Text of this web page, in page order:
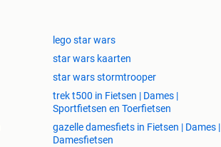
lego star wars
star wars kaarten
star wars stormtrooper
trek t500 in Fietsen | Dames |
Sportfietsen en Toerfietsen
gazelle damesfiets in Fietsen | Dames |
Damesfietsen